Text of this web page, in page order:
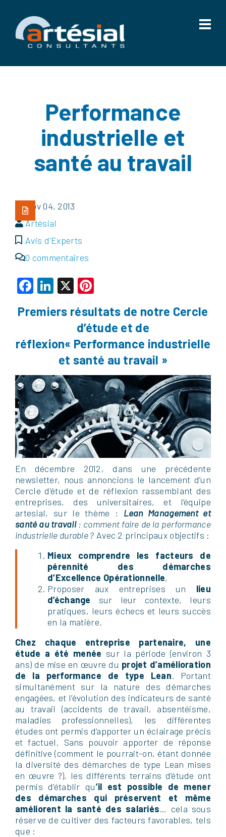
Performance
industrielle et
santé au travail
Nov 04, 2013
Artésial
Avis d'Experts
0 commentaires
Facebook
LinkedIn
X
Premiers résultats de notre Cercle
d’étude et de
réflexion« Performance industrielle
et santé au travail »
En décembre 2012, dans une précédente
newsletter, nous annoncions le lancement d’un
Cercle d’étude et de réflexion rassemblant des
entreprises, des universitaires, et l’équipe
artesial, sur le thème : Lean Management et
santé au travail: comment faire de la performance
industrielle durable ? Avec 2 principaux objectifs :
Mieux comprendre les facteurs de
pérennité des démarches
d’Excellence Opérationnelle,
Proposer aux entreprises un lieu
d’échange sur leur contexte, leurs
pratiques, leurs échecs et leurs succès
en la matière.
Chez chaque entreprise partenaire, une
étude a été menée sur la période (environ 3
ans) de mise en œuvre du projet d’amélioration
de la performance de type Lean. Portant
simultanément sur la nature des démarches
engagées, et l’évolution des indicateurs de santé
au travail (accidents de travail, absentéisme,
maladies professionnelles), les différentes
études ont permis d’apporter un éclairage précis
et factuel. Sans pouvoir apporter de réponse
définitive (comment le pourrait-on, étant donnée
la diversité des démarches de type Lean mises
en œuvre ?), les différents terrains d’étude ont
permis d’établir qu’il est possible de mener
des démarches qui préservent et même
améliorent la santé des salariés… cela sous
réserve de cultiver des facteurs favorables, tels
que :